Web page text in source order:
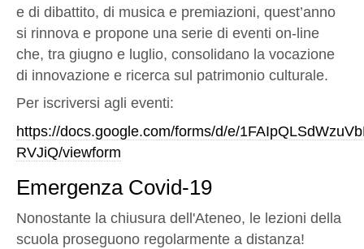
e di dibattito, di musica e premiazioni, quest’anno
si rinnova e propone una serie di eventi on-line
che, tra giugnoe luglio, consolidano la vocazione
di innovazione e ricerca sul patrimonio culturale.
Per iscriversi agli eventi:
https://docs.google.com/forms/d/e/
RVJiQ/viewform
Emergenza Covid-19
Nonostante la chiusura dell'Ateneo, le lezioni della
scuola proseguono regolarmente a distanza!